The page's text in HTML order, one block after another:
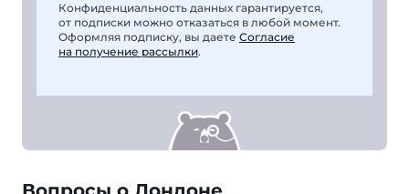
Конфиденциальность данных гарантируется,
от подписки можно отказаться в любой момент.
Оформляя подписку, вы даете Согласие
на получение рассылки.